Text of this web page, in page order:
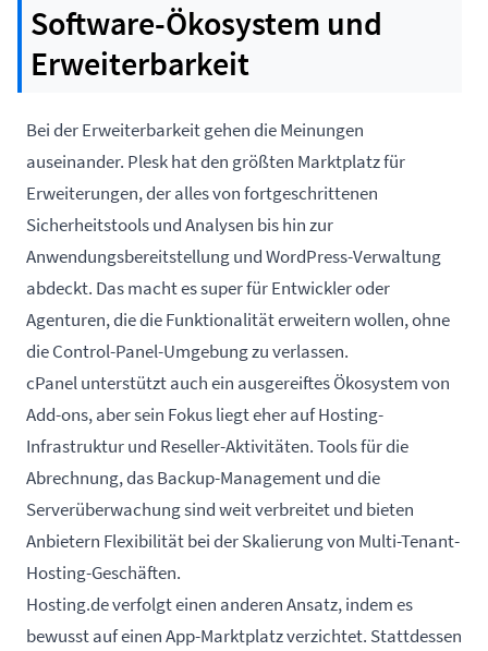
Software-Ökosystem und
Erweiterbarkeit
Bei der Erweiterbarkeit gehen die Meinungen
auseinander. Plesk hat den größten Marktplatz für
Erweiterungen, der alles von fortgeschrittenen
Sicherheitstools und Analysen bis hin zur
Anwendungsbereitstellung und WordPress-Verwaltung
abdeckt. Das macht es super für Entwickler oder
Agenturen, die die Funktionalität erweitern wollen, ohne
die Control-Panel-Umgebung zu verlassen.
cPanel unterstützt auch ein ausgereiftes Ökosystem von
Add-ons, aber sein Fokus liegt eher auf Hosting-
Infrastruktur und Reseller-Aktivitäten. Tools für die
Abrechnung, das Backup-Management und die
Serverüberwachung sind weit verbreitet und bieten
Anbietern Flexibilität bei der Skalierung von Multi-Tenant-
Hosting-Geschäften.
Hosting.de verfolgt einen anderen Ansatz, indem es
bewusst auf einen App-Marktplatz verzichtet. Stattdessen